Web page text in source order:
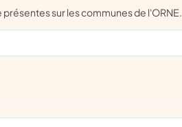
présentes sur les communes de l'ORNE.